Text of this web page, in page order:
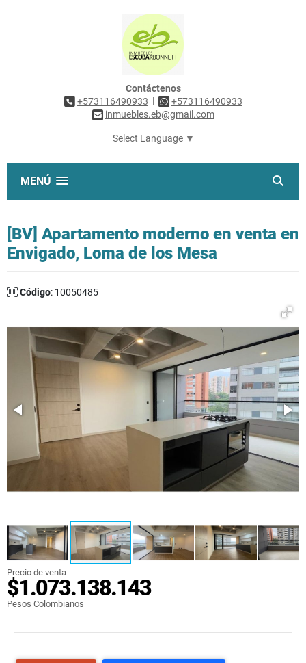
Contáctenos
+573116490933 |
+573116490933
inmuebles.eb@gmail.com
Select Language ▼
MENÚ
[BV] Apartamento moderno en venta en
Envigado, Loma de los Mesa
Código: 10050485
Precio de venta
$1.073.138.143
Pesos Colombianos